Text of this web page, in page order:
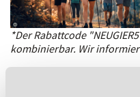
*Der Rabattcode
kombinierbar. Wir